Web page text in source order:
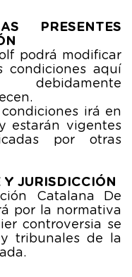
PRESENTES
podrá modificar
condiciones aquí
debidamente
irá en
estarán vigentes
por otras
JURISDICCIÓN
Catalana De
por la normativa
controversia se
tribunales de la